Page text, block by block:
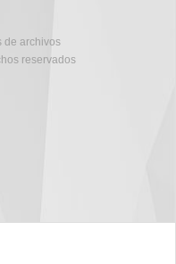
de archivos
reservados